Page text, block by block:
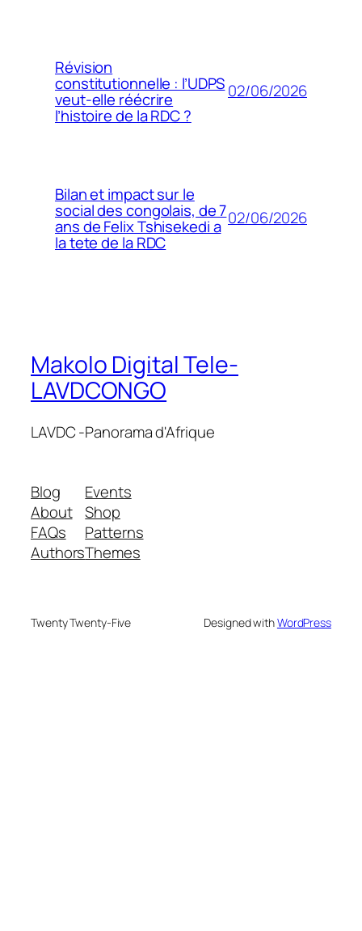
Révision
constitutionnelle : l’UDPS
veut-elle réécrire
l’histoire de la RDC ?
02/06/2026
Bilan et impact sur le
social des congolais, de 7
ans de Felix Tshisekedi a
la tete de la RDC
02/06/2026
Makolo Digital Tele-
LAVDCONGO
LAVDC -Panorama d'Afrique
Blog
About
FAQs
Authors
Events
Shop
Patterns
Themes
Twenty Twenty-Five Designed withWordPress